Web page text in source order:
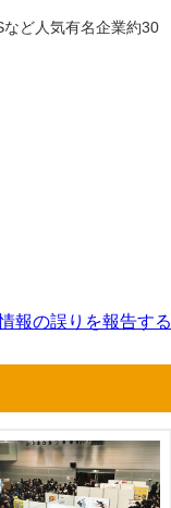
ど人気有名企業約30
報の誤りを報告する